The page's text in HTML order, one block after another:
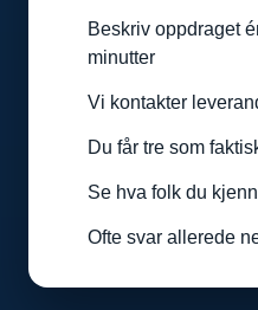
Beskriv oppdraget
minutter
Vi kontakter
Du får tre som
Se hva folk du
Ofte svar allerede